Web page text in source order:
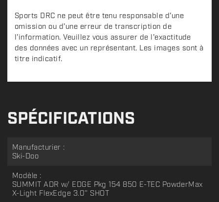
Sports DRC ne peut être tenu responsable d'une
omission ou d'une erreur de transcription de
l'information. Veuillez vous assurer de l'exactitude
des données avec un représentant. Les images sont à
titre indicatif.
SPÉCIFICATIONS
Manufacturier :
Ski-Doo
Modèle :
SUMMIT ADR w/ EDGE Pkg 154 850 E-TEC PowderMax
X-Light FlexEdge 3.0'' SHOT